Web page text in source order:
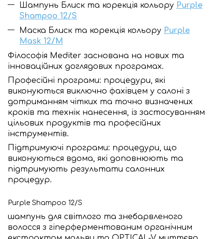
Шампунь Блиск та корекція кольору Purple
Shampoo 12/S
Маска Блиск та корекція кольору Purple
Mask 12/M
Філософія Mediter заснована на нових та
інноваційних доглядових програмах.
Професійні програми: процедури, які
виконуються виключно фахівцем у салоні з
дотриманням чітких та точно визначених
кроків та технік нанесення, із застосуванням
цільових продуктів та професійних
інструментів.
Підтримуючі програми: процедури, що
виконуються вдома, які доповнюють та
підтримують результати салонних
процедур.
Purple Shampoo 12/S
шампунь для світлого та знебарвленого
волосся з гіперферментованим органічним